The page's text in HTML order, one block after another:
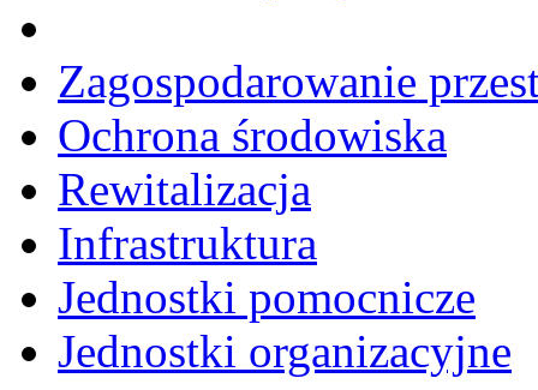
Zagospodarowanie
Ochrona środowiska
Rewitalizacja
Infrastruktura
Jednostki pomocnicze
Jednostki organizacyjne